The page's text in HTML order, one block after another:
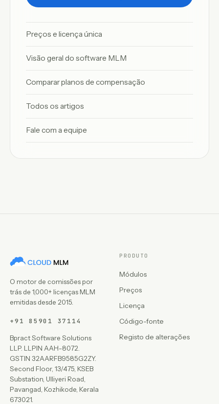
Preços e licença única
Visão geral do software MLM
Comparar planos de compensação
Todos os artigos
Fale com a equipe
O motor de comissões por
trás de 1,000+ licenças MLM
emitidas desde 2015.
+91 85901 37114
Bpract Software Solutions
LLP. LLPIN AAH-8072.
GSTIN 32AARFB9585G2ZY.
Second Floor, 13/475, KSEB
Substation, Ulliyeri Road,
Pavangad, Kozhikode, Kerala
673021.
PRODUTO
Módulos
Preços
Licença
Código-fonte
Registo de alterações